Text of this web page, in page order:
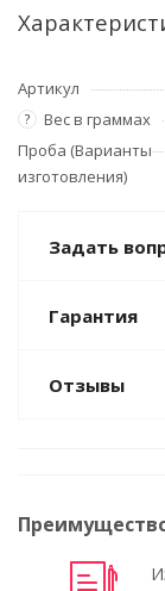
Артикул
? Вес в граммах
Проба (Варианты
изготовления)
Задать
Гарантия
Отзывы